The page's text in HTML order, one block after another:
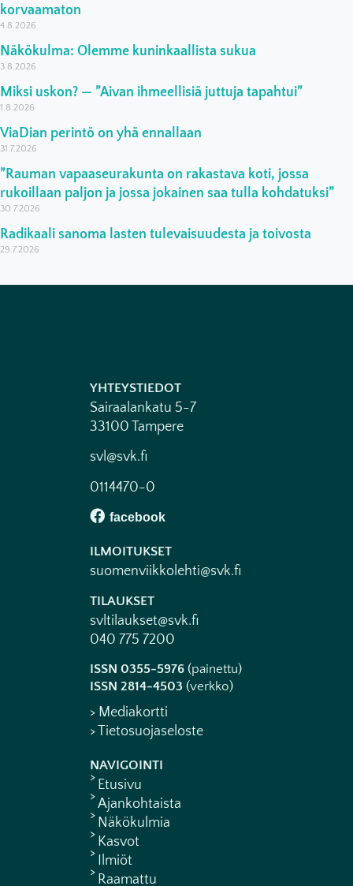
korvaamaton
4.8.2026
Näkökulma: Olemme kuninkaallista sukua
3.8.2026
Miksi uskon? — ”Aivan ihmeellisiä juttuja tapahtui”
1.8.2026
ViaDian perintö on yhä ennallaan
31.7.2026
”Rauman vapaaseurakunta on rakastava koti, jossa
rukoillaan paljon ja jossa jokainen saa tulla kohdatuksi”
30.7.2026
Radikaali sanoma lasten tulevaisuudesta ja toivosta
29.7.2026
YHTEYSTIEDOT
Sairaalankatu 5-7
33100 Tampere
svl@svk.fi
0114470-0
ILMOITUKSET
suomenviikkolehti@svk.fi
TILAUKSET
svltilaukset@svk.fi
040 775 7200
ISSN 0355-5976 (painettu)
ISSN 2814-4503 (verkko)
> Mediakortti
> Tietosuojaseloste
NAVIGOINTI
Etusivu
Ajankohtaista
Näkökulmia
Kasvot
Ilmiöt
Raamattu